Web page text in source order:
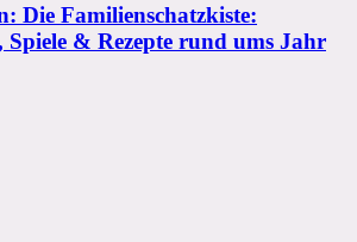
Die Familienschatzkiste:
Spiele & Rezepte rund ums Jahr